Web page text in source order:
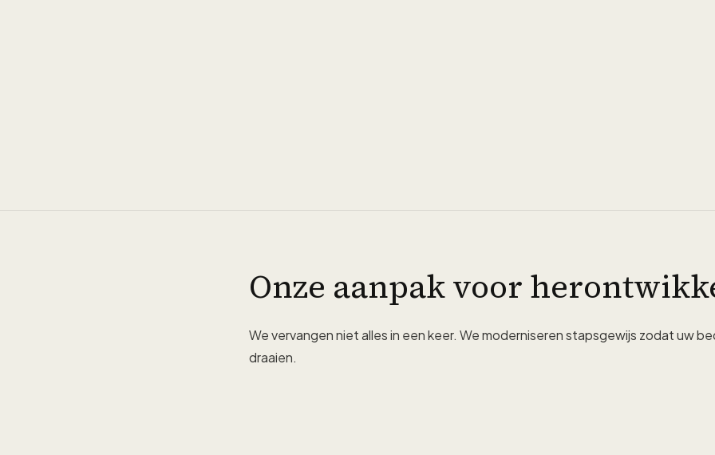
Onze aanpak voor
We vervangen niet alles in een keer. We moderniseren stapsgewijs zodat uw
draaien.